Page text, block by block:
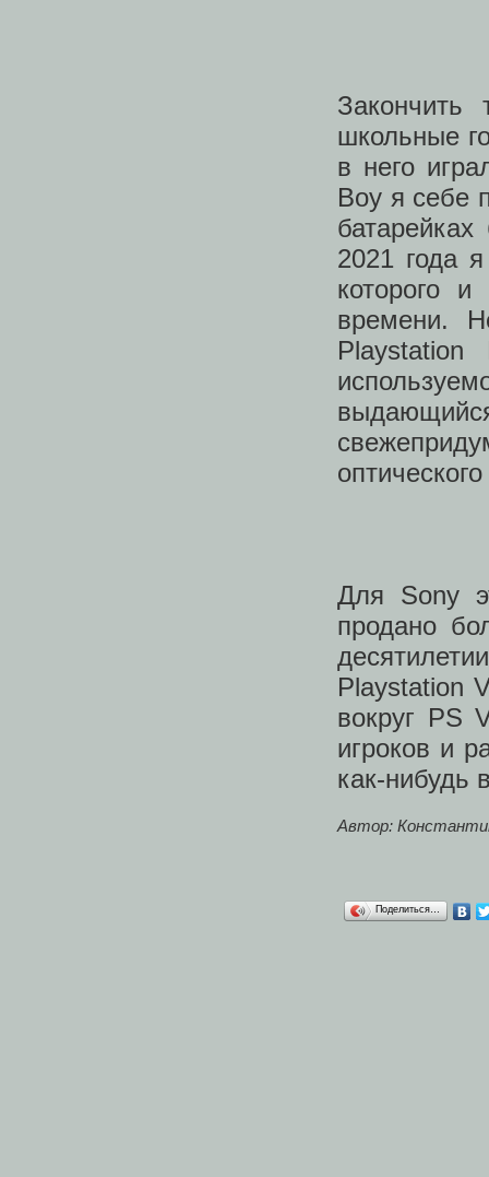
школьные
в него
Boy я себе
2021 года
которого
времени.
Playstation
Для Sony
продано
Playstation
вокруг PS
игроков и
как-нибудь
Автор:
Поделиться…